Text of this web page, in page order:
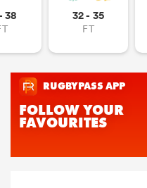
38 32 - 35
FT